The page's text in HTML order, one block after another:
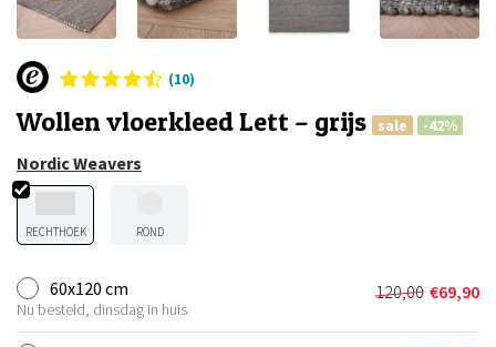
(10)
Wollen vloerkleed Lett – grijs sale -42%
Nordic Weavers
RECHTHOEK ROND
60x120 cm
Nu besteld, dinsdag in huis
120,00
prijs
€69,90
Huidige
prijs